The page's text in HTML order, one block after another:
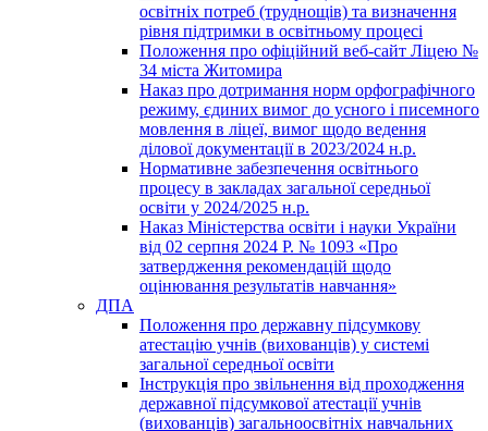
освітніх потреб (труднощів) та визначення
рівня підтримки в освітньому процесі
Положення про офіційний веб-сайт Ліцею №
34 міста Житомира
Наказ про дотримання норм орфографічного
режиму, єдиних вимог до усного і писемного
мовлення в ліцеї, вимог щодо ведення
ділової документації в 2023/2024 н.р.
Нормативне забезпечення освітнього
процесу в закладах загальної середньої
освіти у 2024/2025 н.р.
Наказ Міністерства освіти і науки України
від 02 серпня 2024 Р. № 1093 «Про
затвердження рекомендацій щодо
оцінювання результатів навчання»
ДПА
Положення про державну підсумкову
атестацію учнів (вихованців) у системі
загальної середньої освіти
Інструкція про звільнення від проходження
державної підсумкової атестації учнів
(вихованців) загальноосвітніх навчальних